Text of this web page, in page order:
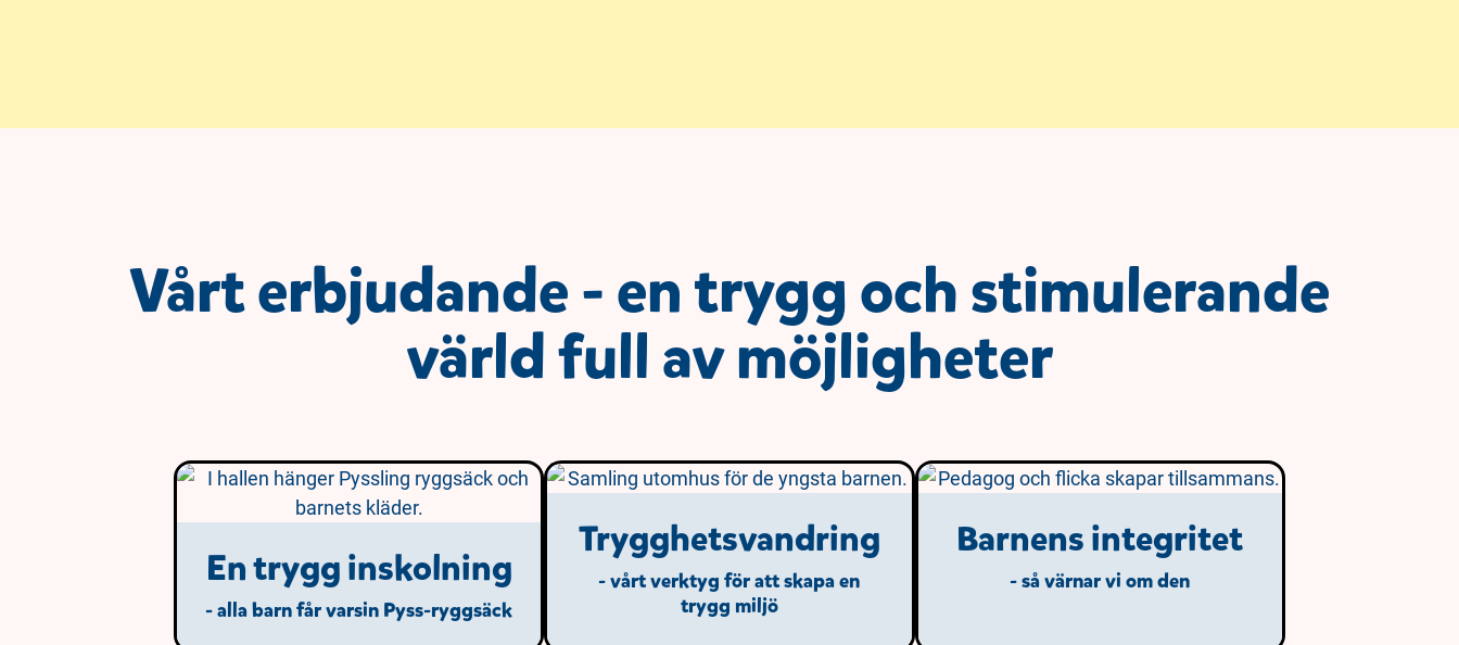
Vårt erbjudande - en trygg och stimulerande
värld full av möjligheter
En trygg inskolning
- alla barn får varsin Pyss-ryggsäck
Trygghetsvandring
- vårt verktyg för att skapa en
trygg miljö
Barnens integritet
- så värnar vi om den